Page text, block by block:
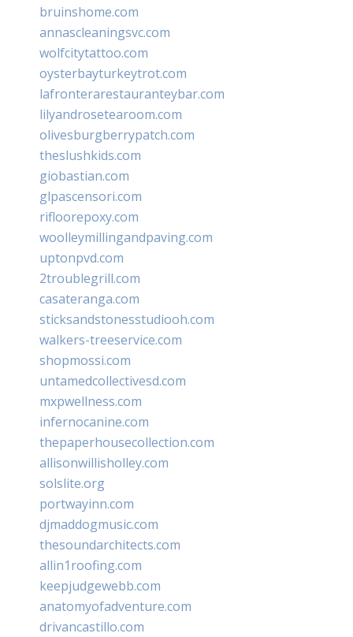
bruinshome.com
annascleaningsvc.com
wolfcitytattoo.com
oysterbayturkeytrot.com
lafronterarestauranteybar.com
lilyandrosetearoom.com
olivesburgberrypatch.com
theslushkids.com
giobastian.com
glpascensori.com
rifloorepoxy.com
woolleymillingandpaving.com
uptonpvd.com
2troublegrill.com
casateranga.com
sticksandstonesstudiooh.com
walkers-treeservice.com
shopmossi.com
untamedcollectivesd.com
mxpwellness.com
infernocanine.com
thepaperhousecollection.com
allisonwillisholley.com
solslite.org
portwayinn.com
djmaddogmusic.com
thesoundarchitects.com
allin1roofing.com
keepjudgewebb.com
anatomyofadventure.com
drivancastillo.com